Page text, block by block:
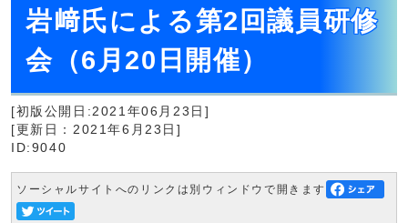
岩﨑氏による第2回議員研修
会（6月20日開催）
[初版公開日:2021年06月23日]
[更新日：2021年6月23日]
ID:9040
ソーシャルサイトへのリンクは別ウィンドウで開きます